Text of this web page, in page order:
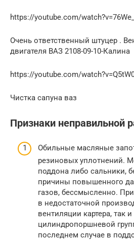
https://youtube.com/
Очень ответственный штуцер .
двигателя ВАЗ 2108-09-10-Калина
https://youtube.com/
Чистка сапуна ваз
Признаки неправильной
Обильные масляные
резиновых уплотнений.
поддона либо сальники,
причины повышенного
газов, бессмысленно.
в недостаточной
вентиляции картера, так
цилиндропоршневой
последнем случае в